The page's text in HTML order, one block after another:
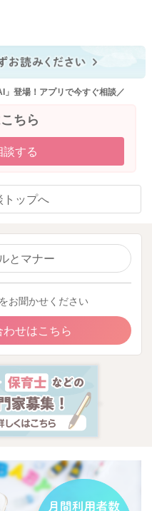
」登場！アプリで今すぐ相談／
ちら
談する
トップへ
とマナー
お聞かせください
せはこちら